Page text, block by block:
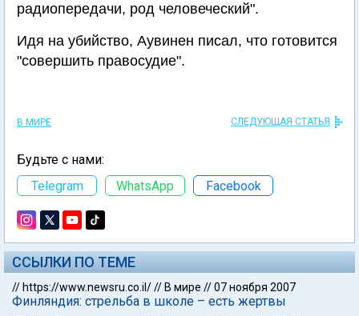
радиопередачи, род человеческий".
Идя на убийство, Аувинен писал, что готовится
"совершить правосудие".
В МИРЕ СЛЕДУЮЩАЯ СТАТЬЯ
Будьте с нами:
Telegram
WhatsApp Facebook
ССЫЛКИ ПО ТЕМЕ
// https://www.newsru.co.il/// В мире //07 ноября 2007
Финляндия: стрельба в школе – есть жертвы